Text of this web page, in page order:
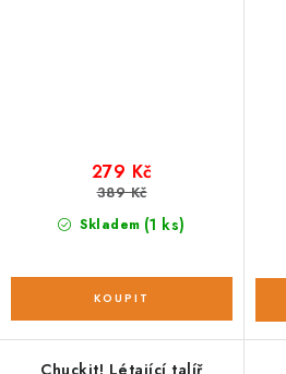
Skladem (1 ks)
279 Kč
389 Kč
Chuckit! Létající talíř